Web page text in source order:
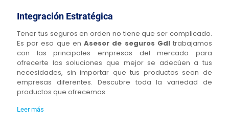
Integración Estratégica
Tener tus seguros en orden no tiene que ser complicado.
Es por eso que enAsesor de seguros Gdltrabajamos
con las principales empresas del mercado para
ofrecerte las soluciones que mejor se adecúen a tus
necesidades, sin importar que tus productos sean de
empresas diferentes. Descubre toda la variedad de
productos que ofrecemos.
Leer más